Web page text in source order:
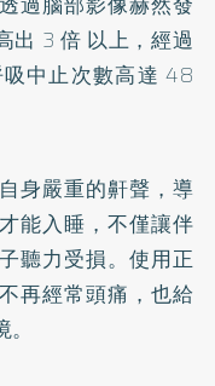
出 3 倍 以上，經過
中止次數高達 48
身嚴重的鼾聲，導
能入睡，不僅讓伴
聽力受損。使用正
再經常頭痛，也給